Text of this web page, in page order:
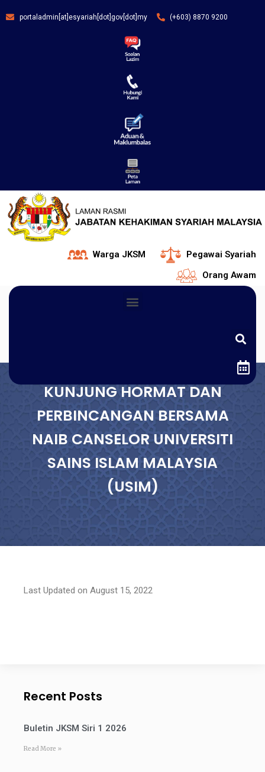
portaladmin[at]esyariah[dot]gov[dot]my (+603) 8870 9200
Warga JKSM
Pegawai Syariah
Orang Awam
KUNJUNG HORMAT DAN
PERBINCANGAN BERSAMA
NAIB CANSELOR UNIVERSITI
SAINS ISLAM MALAYSIA
(USIM)
Last Updated on August 15, 2022
Recent Posts
Buletin JKSM Siri 1 2026
Read More »